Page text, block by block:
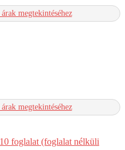
megtekintéséhez
megtekintéséhez